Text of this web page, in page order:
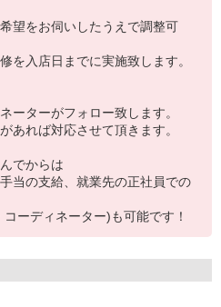
望をお伺いしたうえで調整可
を入店日までに実施致します。
ーターがフォロー致します。
あれば対応させて頂きます。
でからは
当の支給、就業先の正社員での
ーディネーター)も可能です！